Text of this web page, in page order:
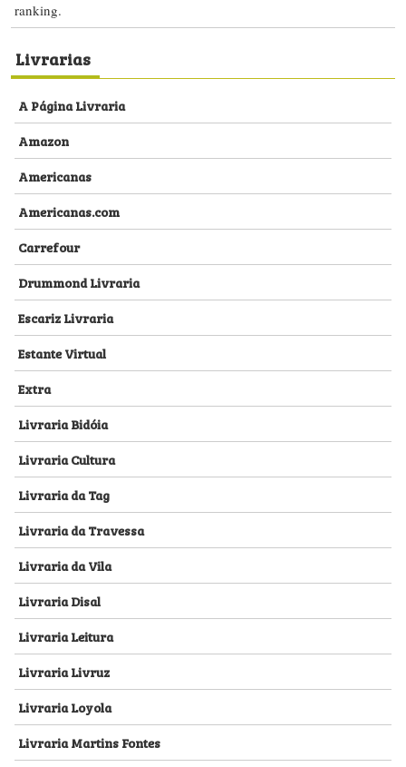
ranking.
Livrarias
A Página Livraria
Amazon
Americanas
Americanas.com
Carrefour
Drummond Livraria
Escariz Livraria
Estante Virtual
Extra
Livraria Bidóia
Livraria Cultura
Livraria da Tag
Livraria da Travessa
Livraria da Vila
Livraria Disal
Livraria Leitura
Livraria Livruz
Livraria Loyola
Livraria Martins Fontes